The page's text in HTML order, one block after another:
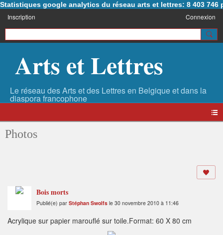
Statistiques google analytics du réseau arts et lettres: 8 403 746
Inscription Connexion
Arts et Lettres
Photos
Bois morts
Publié(e) par Stéphan Swolfs le 30 novembre 2010 à 11:46
Acrylique sur papier marouflé sur toile.Format: 60 X 80 cm